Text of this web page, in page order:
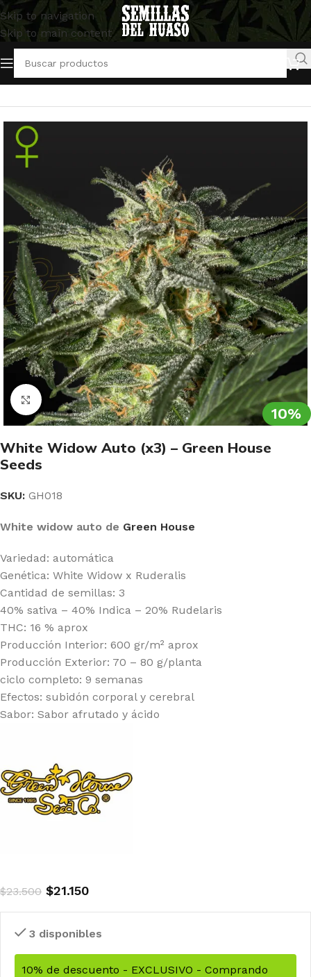
Skip to navigation
Skip to main content
Inicio/Semillas Autoflorecientes/Green House Seeds
10%
Clic para ampliar
White Widow Auto (x3) – Green House
Seeds
SKU: GH018
White widow auto de Green House
Variedad: automática
Genética: White Widow x Ruderalis
Cantidad de semillas: 3
40% sativa – 40% Indica – 20% Rudelaris
THC: 16 % aprox
Producción Interior: 600 gr/m² aprox
Producción Exterior: 70 – 80 g/planta
ciclo completo: 9 semanas
Efectos: subidón corporal y cerebral
Sabor: Sabor afrutado y ácido
$23.500 $21.150
3 disponibles
10% de descuento - EXCLUSIVO - Comprando